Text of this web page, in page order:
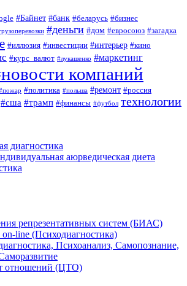
#Байнет #банк #беларусь #бизнес
#деньги #дом #евросоюз #загадка
#иллюзия #инвестиции #интерьер #кино
#курс_валют #лукашенко #маркетинг
компаний
#политика #польша #ремонт #россия
#сша #трамп #финансы #футбол технологии
диагностика
аюрведическая диета
репрезентативных систем (БИАС)
on-line (Психодиагностика)
Психоанализ, Самопознание,
отношений (ЦТО)